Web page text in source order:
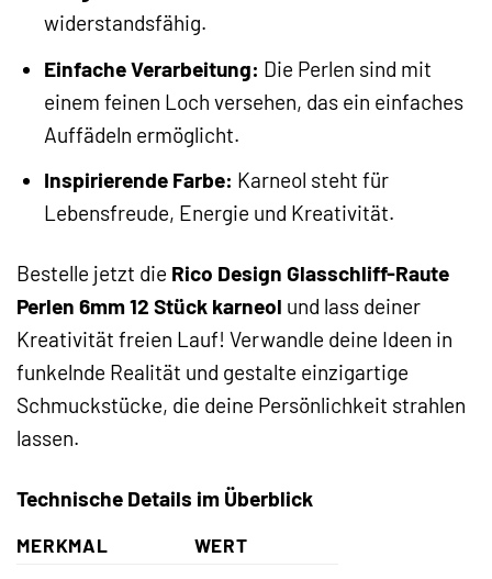
widerstandsfähig.
Einfache Verarbeitung: Die Perlen sind mit
einem feinen Loch versehen, das ein einfaches
Auffädeln ermöglicht.
Inspirierende Farbe: Karneol steht für
Lebensfreude, Energie und Kreativität.
Bestelle jetzt die Rico Design Glasschliff-Raute
Perlen 6mm 12 Stück karneol und lass deiner
Kreativität freien Lauf! Verwandle deine Ideen in
funkelnde Realität und gestalte einzigartige
Schmuckstücke, die deine Persönlichkeit strahlen
lassen.
Technische Details im Überblick
MERKMAL
WERT